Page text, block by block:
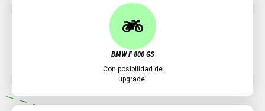
BMW F 800 GS
Con posibilidad de
upgrade.